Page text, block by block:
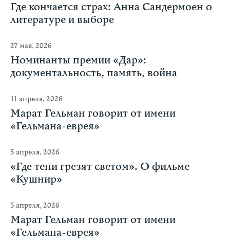
Где кончается страх: Анна Сандермоен о
литературе и выборе
27 мая, 2026
Номинанты премии «Дар»:
документальность, память, война
11 апреля, 2026
Марат Гельман говорит от имени
«Гельмана-еврея»
5 апреля, 2026
«Где тени грезят светом». О фильме
«Кушнир»
5 апреля, 2026
Марат Гельман говорит от имени
«Гельмана-еврея»